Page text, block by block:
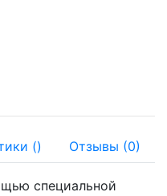
() Отзывы (0)
специальной